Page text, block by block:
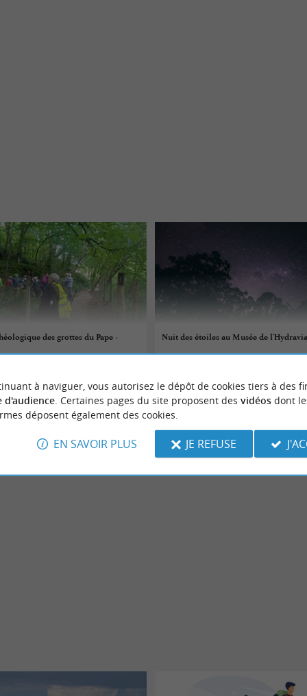
des grottes du Pape -
Nuit des étoiles au Musée de
Biscarrosse
à naviguer, vous autorisez le dépôt de cookies tiers à des
d'audience. Certaines pages du site proposent des vidéosdont
déposent également des cookies.
EN SAVOIR PLUS JE REFUSE